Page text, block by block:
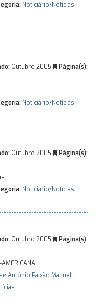
Noticiário/Notícias
Outubro 2005
Página(s):
Noticiário/Notícias
Outubro 2005
Página(s):
Noticiário/Notícias
Outubro 2005
Página(s):
António Paixão Manuel